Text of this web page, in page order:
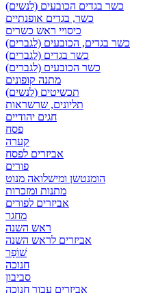
כשר בגדים הכובעים (לנשים)
כשר, בגדים אופנתיים
כיסויי ראש כשרים
כשר בגדים, הכובעים (לגברים)
כשר בגדים (לגברים)
כשר הכובעים (לגברים)
מתנה קופונים
תכשיטים (לנשים)
תליונים, שרשראות
חגים יהודיים
פסח
קערה
אביזרים לפסח
פורים
הומנטשן ומישלואה מנוט
מתנות ומזכרות
אביזרים לפורים
מחגר
ראש השנה
אביזרים לראש השנה
שׁוֹפָר
חנוכה
סביבון
אביזרים עבור חנוכה